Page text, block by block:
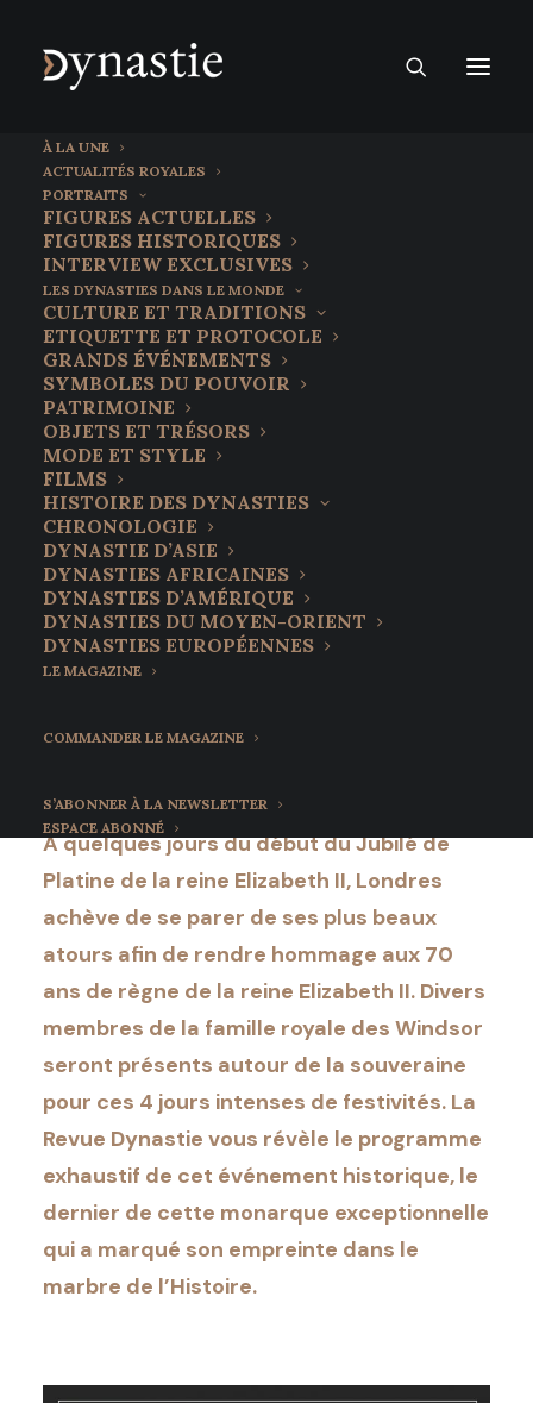
À LA UNE
ACTUALITÉS ROYALES
PORTRAITS
FIGURES ACTUELLES
FIGURES HISTORIQUES
INTERVIEW EXCLUSIVES
LES DYNASTIES DANS LE MONDE
CULTURE ET TRADITIONS
ETIQUETTE ET PROTOCOLE
GRANDS ÉVÉNEMENTS
SYMBOLES DU POUVOIR
PATRIMOINE
OBJETS ET TRÉSORS
MODE ET STYLE
FILMS
HISTOIRE DES DYNASTIES
CHRONOLOGIE
DYNASTIE D’ASIE
DYNASTIES AFRICAINES
DYNASTIES D’AMÉRIQUE
DYNASTIES DU MOYEN-ORIENT
DYNASTIES EUROPÉENNES
LE MAGAZINE
COMMANDER LE MAGAZINE
S’ABONNER À LA NEWSLETTER
ESPACE ABONNÉ
Découvrez le
programme du Jubilé
de Platine de la reine
Elizabeth II
27 mai 2022
A quelques jours du début du Jubilé de
Platine de la reine Elizabeth II, Londres
achève de se parer de ses plus beaux
atours afin de rendre hommage aux 70
ans de règne de la reine Elizabeth II. Divers
membres de la famille royale des Windsor
seront présents autour de la souveraine
pour ces 4 jours intenses de festivités. La
Revue Dynastie vous révèle le programme
exhaustif de cet événement historique, le
dernier de cette monarque exceptionnelle
qui a marqué son empreinte dans le
marbre de l’Histoire.